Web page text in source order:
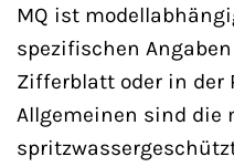
MQ ist
spezifischen
Zifferblatt oder in der
Allgemeinen sind die